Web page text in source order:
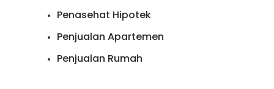
Penasehat Hipotek
Penjualan Apartemen
Penjualan Rumah